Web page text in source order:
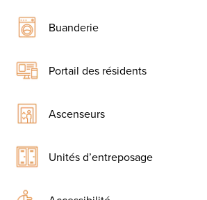
Buanderie
Portail des résidents
Ascenseurs
Unités d’entreposage